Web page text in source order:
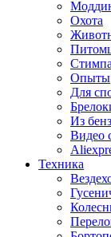
Охота
Опыты
Для
Из
Видео
Техника